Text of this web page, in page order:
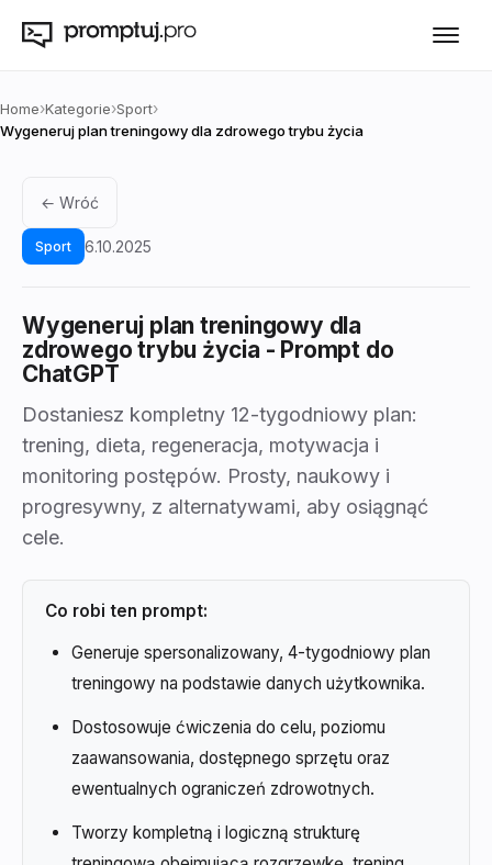
Home›Kategorie›Sport›
Wygeneruj plan treningowy dla zdrowego trybu życia
← Wróć
Sport 6.10.2025
Wygeneruj plan treningowy dla
zdrowego trybu życia - Prompt do
ChatGPT
Dostaniesz kompletny 12-tygodniowy plan:
trening, dieta, regeneracja, motywacja i
monitoring postępów. Prosty, naukowy i
progresywny, z alternatywami, aby osiągnąć
cele.
Co robi ten prompt:
Generuje spersonalizowany, 4-tygodniowy plan
treningowy na podstawie danych użytkownika.
Dostosowuje ćwiczenia do celu, poziomu
zaawansowania, dostępnego sprzętu oraz
ewentualnych ograniczeń zdrowotnych.
Tworzy kompletną i logiczną strukturę